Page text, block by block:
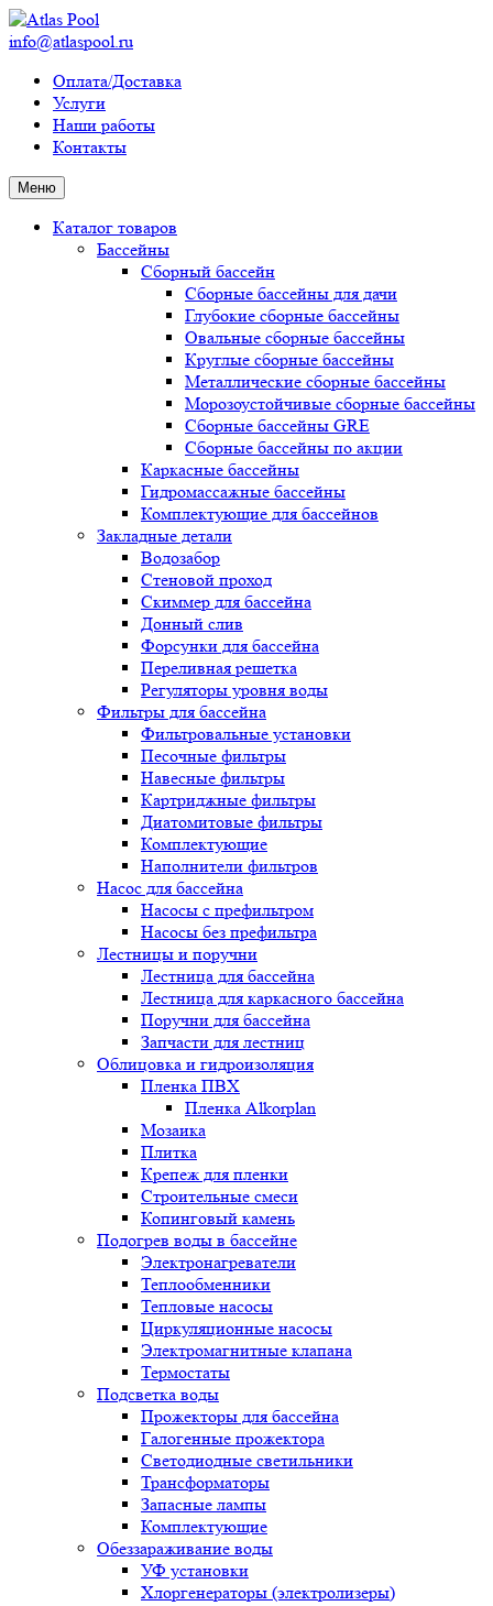
info@atlaspool.ru
Оплата/Доставка
Услуги
Наши работы
Контакты
Меню
Каталог товаров
Бассейны
Сборный бассейн
Сборные бассейны для дачи
Глубокие сборные бассейны
Овальные сборные бассейны
Круглые сборные бассейны
Металлические сборные бассейны
Морозоустойчивые сборные бассейны
Сборные бассейны GRE
Сборные бассейны по акции
Каркасные бассейны
Гидромассажные бассейны
Комплектующие для бассейнов
Закладные детали
Водозабор
Стеновой проход
Скиммер для бассейна
Донный слив
Форсунки для бассейна
Переливная решетка
Регуляторы уровня воды
Фильтры для бассейна
Фильтровальные установки
Песочные фильтры
Навесные фильтры
Картриджные фильтры
Диатомитовые фильтры
Комплектующие
Наполнители фильтров
Насос для бассейна
Насосы с префильтром
Насосы без префильтра
Лестницы и поручни
Лестница для бассейна
Лестница для каркасного бассейна
Поручни для бассейна
Запчасти для лестниц
Облицовка и гидроизоляция
Пленка ПВХ
Пленка Alkorplan
Мозаика
Плитка
Крепеж для пленки
Строительные смеси
Копинговый камень
Подогрев воды в бассейне
Электронагреватели
Теплообменники
Тепловые насосы
Циркуляционные насосы
Электромагнитные клапана
Термостаты
Подсветка воды
Прожекторы для бассейна
Галогенные прожектора
Светодиодные светильники
Трансформаторы
Запасные лампы
Комплектующие
Обеззараживание воды
УФ установки
Хлоргенераторы (электролизеры)